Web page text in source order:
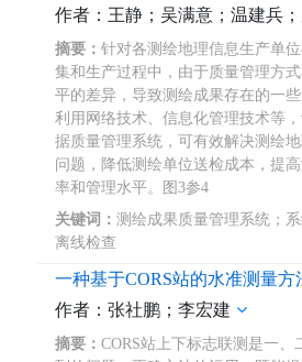
作者：王静；吴满意；温建兵
摘要： 针对各测绘地理信息生产单
集和生产过程中，由于质量管理方
平的差异，导致测绘成果存在的一
利用网络技术、信息化管理技术等
据质量管理系统，可有效解决测绘
问题，降低测绘单位送检成本，提
率和管理水平。图3参4
关键词： 测绘成果质量管理系统；
离线检查
一种基于CORS站的水准测量方
作者：张社鹏；李宏建
摘要： CORS站上下标志联测是一、